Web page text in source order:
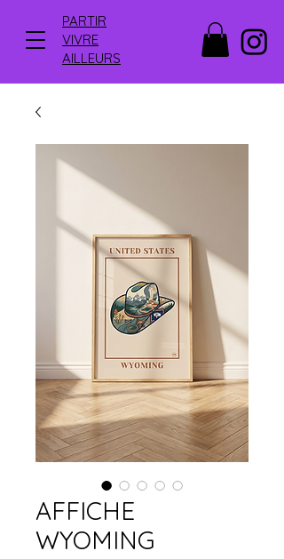
PARTIR
VIVRE
AILLEURS
AFFICHE
WYOMING